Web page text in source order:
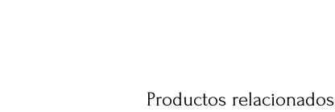
Productos relacionados